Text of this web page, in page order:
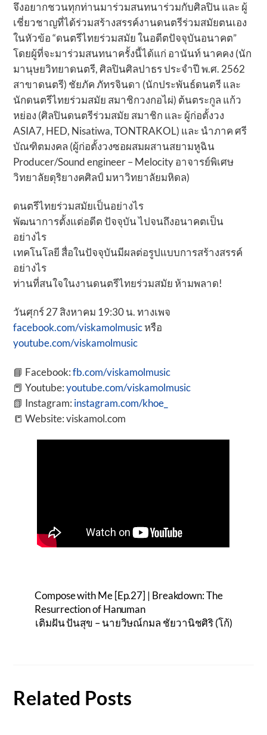
จึงอยากชวนทุกท่านมาร่วมสนทนาร่วมกับศิลปิน และ ผู้
เชี่ยวชาญที่ได้ร่วมสร้างสรรค์งานดนตรีร่วมสมัยตนเอง
ในหัวข้อ “ดนตรีไทยร่วมสมัย ในอดีตปัจจุบันอนาคต”
โดยผู้ที่จะมาร่วมสนทนาครั้งนี้ได้แก่ อานันท์ นาคคง (นัก
มานุษยวิทยาดนตรี, ศิลปินศิลปาธร ประจำปี พ.ศ. 2562
สาขาดนตรี) ชัยภัค ภัทรจินดา (นักประพันธ์ดนตรี และ
นักดนตรีไทยร่วมสมัย สมาชิกวงกอไผ่) ต้นตระกูล แก้ว
หย่อง (ศิลปินดนตรีร่วมสมัย สมาชิก และ ผู้ก่อตั้งวง
ASIA7, HED, Nisatiwa, TONTRAKOL) และ นำภาค ศรี
บัณฑิตมงคล (ผู้ก่อตั้งวงซอผสมผสานสยามหูฉิน
Producer/Sound engineer – Melocity อาจารย์พิเศษ
วิทยาลัยดุริยางคศิลป์ มหาวิทยาลัยมหิดล)
ดนตรีไทยร่วมสมัยเป็นอย่างไร
พัฒนาการตั้งแต่อดีต ปัจจุบัน ไปจนถึงอนาคตเป็น
อย่างไร
เทคโนโลยี สื่อในปัจจุบันมีผลต่อรูปแบบการสร้างสรรค์
อย่างไร
ท่านที่สนใจในงานดนตรีไทยร่วมสมัย ห้ามพลาด!
วันศุกร์ 27 สิงหาคม 19:30 น. ทางเพจ
facebook.com/viskamolmusicหรือ
youtube.com/viskamolmusic
📘 Facebook:fb.com/viskamolmusic
📕 Youtube:youtube.com/viskamolmusic
📗 Instagram: instagram.com/khoe_
📒 Website: viskamol.com
Compose with Me [Ep.27] | Breakdown: The
Resurrection of Hanuman
เติมฝัน ปันสุข – นายวิษณ์กมล ชัยวานิชศิริ (โก้)
Related Posts